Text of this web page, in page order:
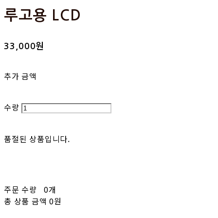
루고용 LCD
33,000원
추가 금액
수량
품절된 상품입니다.
주문 수량
0개
총 상품 금액 0원